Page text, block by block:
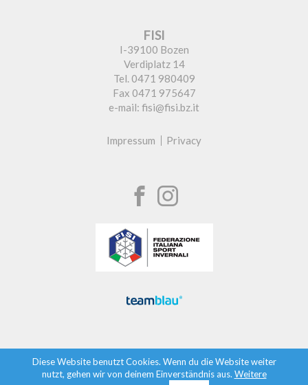
FISI
I-39100 Bozen
Verdiplatz 14
Tel. 0471 980409
Fax 0471 975647
e-mail: fisi@fisi.bz.it
Impressum Privacy
Diese Website benutzt Cookies. Wenn du die Website weiter
nutzt, gehen wir von deinem Einverständnis aus. Weitere